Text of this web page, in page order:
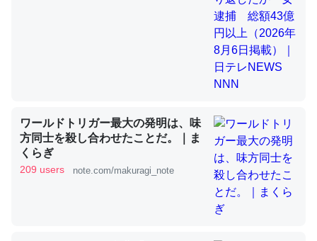
利だから両方が拮抗してるのでは」とあって面白い。海に
いる鋏角類（カブトガニ・ウミグモ）はカルシウムを使わ
ずキチンを強化してる筈だが、酵素が違うのか？
─ニュース :: 【研究発表】昆虫学の大問題＝「昆虫はなぜ海にいな
これを元に考えるとカルシウムを大量に使う脊椎動物と貝
類は苦労してるんだな…。腹足類だと殻を無くしてナメク
ワールドトリガー最大の発明は、味
方同士を殺し合わせたことだ。｜ま
くらぎ
209 users note.com/makuragi_note